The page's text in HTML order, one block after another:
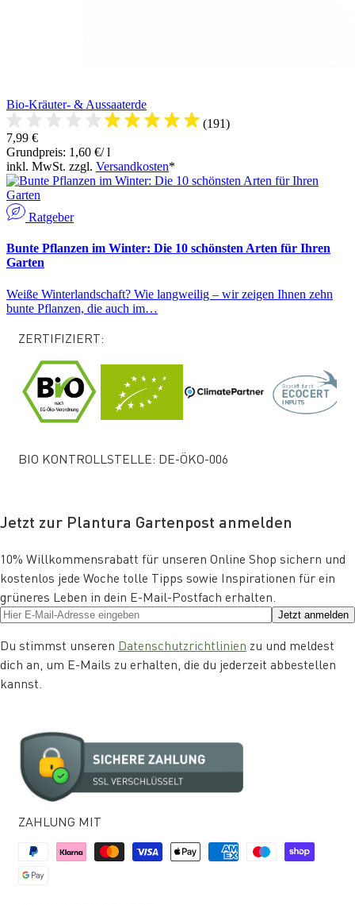
Bio-Kräuter- & Aussaaterde
(191)
7,99 €
Grundpreis: 1,60 €/ l
inkl. MwSt. zzgl. Versandkosten*
Ratgeber
Bunte Pflanzen im Winter: Die 10 schönsten Arten für Ihren
Garten
Weiße Winterlandschaft? Wie langweilig – wir zeigen Ihnen zehn
bunte Pflanzen, die auch im…
ZERTIFIZIERT:
BIO KONTROLLSTELLE: DE-ÖKO-006
Jetzt zur Plantura Gartenpost anmelden
10% Willkommensrabatt für unseren Online Shop sichern und
kostenlos jede Woche tolle Tipps sowie Inspirationen für ein
grüneres Leben in dein E-Mail-Postfach erhalten.
Jetzt anmelden
Du stimmst unseren Datenschutzrichtlinien zu und meldest
dich an, um E-Mails zu erhalten, die du jederzeit abbestellen
kannst.
ZAHLUNG MIT